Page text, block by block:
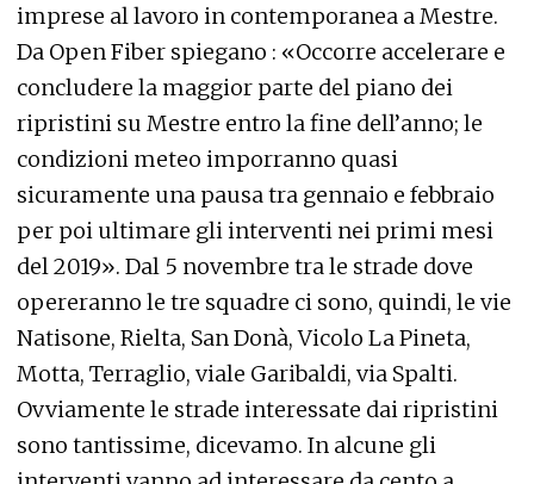
imprese al lavoro in contemporanea a Mestre.
Da Open Fiber spiegano : «Occorre accelerare e
concludere la maggior parte del piano dei
ripristini su Mestre entro la fine dell’anno; le
condizioni meteo imporranno quasi
sicuramente una pausa tra gennaio e febbraio
per poi ultimare gli interventi nei primi mesi
del 2019». Dal 5 novembre tra le strade dove
opereranno le tre squadre ci sono, quindi, le vie
Natisone, Rielta, San Donà, Vicolo La Pineta,
Motta, Terraglio, viale Garibaldi, via Spalti.
Ovviamente le strade interessate dai ripristini
sono tantissime, dicevamo. In alcune gli